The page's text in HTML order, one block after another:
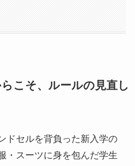
こそ、ルールの見直し
ドセルを背負った新入学の
・スーツに身を包んだ学生